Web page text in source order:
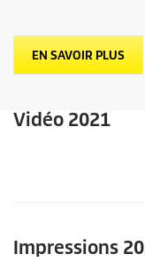
EN SAVOIR PLUS
Vidéo 2021
Impressions